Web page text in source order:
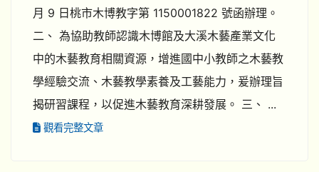
月 9 日桃市木博教字第 1150001822 號函辦理。
二、 為協助教師認識木博館及大溪木藝產業文化
中的木藝教育相關資源，增進國中小教師之木藝教
學經驗交流、木藝教學素養及工藝能力，爰辦理旨
揭研習課程，以促進木藝教育深耕發展。 三、 ...
觀看完整文章